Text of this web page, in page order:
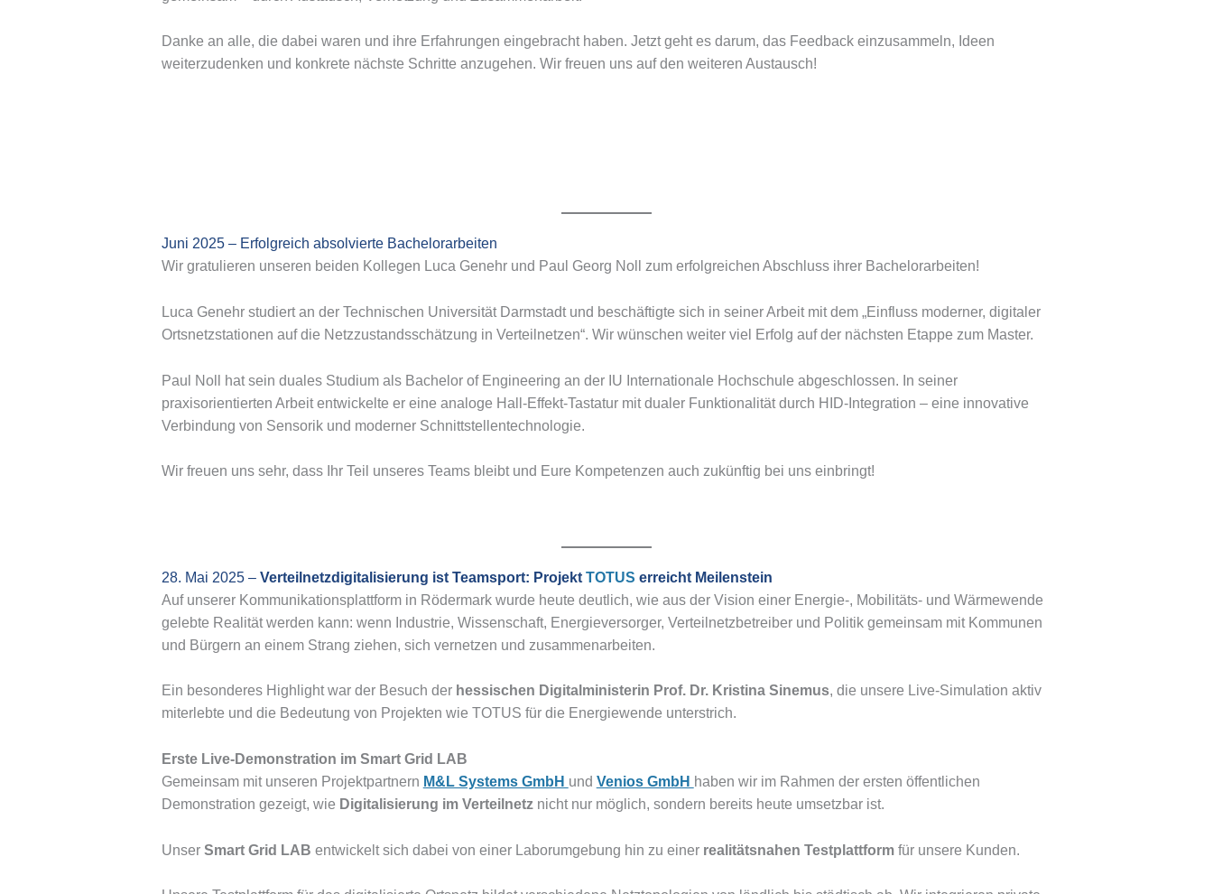
Danke an alle, die dabei waren und ihre Erfahrungen eingebracht haben. Jetzt geht es darum, das Feedback einzusammeln, Ideen
weiterzudenken und konkrete nächste Schritte anzugehen. Wir freuen uns auf den weiteren Austausch!
Juni 2025 – Erfolgreich absolvierte Bachelorarbeiten
Wir gratulieren unseren beiden Kollegen Luca Genehr und Paul Georg Noll zum erfolgreichen Abschluss ihrer Bachelorarbeiten!
Luca Genehr studiert an der Technischen Universität Darmstadt und beschäftigte sich in seiner Arbeit mit dem „Einfluss moderner, digitaler
Ortsnetzstationen auf die Netzzustandsschätzung in Verteilnetzen“. Wir wünschen weiter viel Erfolg auf der nächsten Etappe zum Master.
Paul Noll hat sein duales Studium als Bachelor of Engineering an der IU Internationale Hochschule abgeschlossen. In seiner
praxisorientierten Arbeit entwickelte er eine analoge Hall-Effekt-Tastatur mit dualer Funktionalität durch HID-Integration – eine innovative
Verbindung von Sensorik und moderner Schnittstellentechnologie.
Wir freuen uns sehr, dass Ihr Teil unseres Teams bleibt und Eure Kompetenzen auch zukünftig bei uns einbringt!
28. Mai 2025 – Verteilnetzdigitalisierung ist Teamsport: Projekt TOTUS erreicht Meilenstein
Auf unserer Kommunikationsplattform in Rödermark wurde heute deutlich, wie aus der Vision einer Energie-, Mobilitäts- und Wärmewende
gelebte Realität werden kann: wenn Industrie, Wissenschaft, Energieversorger, Verteilnetzbetreiber und Politik gemeinsam mit Kommunen
und Bürgern an einem Strang ziehen, sich vernetzen und zusammenarbeiten.
Ein besonderes Highlight war der Besuch der hessischen Digitalministerin Prof. Dr. Kristina Sinemus, die unsere Live-Simulation aktiv
miterlebte und die Bedeutung von Projekten wie TOTUS für die Energiewende unterstrich.
Erste Live-Demonstration im Smart Grid LAB
Gemeinsam mit unseren Projektpartnern M&L Systems GmbH und Venios GmbH haben wir im Rahmen der ersten öffentlichen
Demonstration gezeigt, wie Digitalisierung im Verteilnetznicht nur möglich, sondern bereits heute umsetzbar ist.
Unser Smart Grid LAB entwickelt sich dabei von einer Laborumgebung hin zu einer realitätsnahen Testplattform für unsere Kunden.